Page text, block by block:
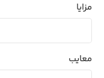
مزایا
معایب